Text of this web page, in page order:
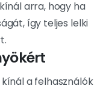
arra, hogy ha
így teljes lelki
a felhasználók